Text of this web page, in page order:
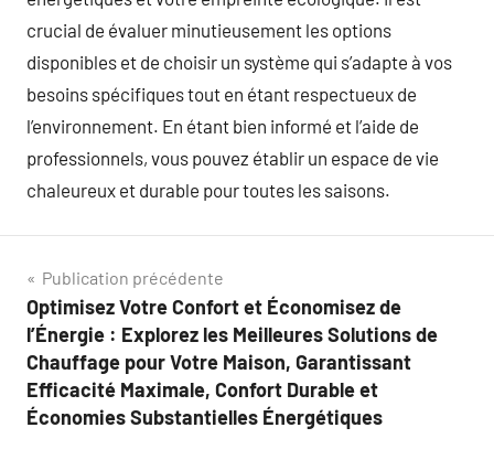
crucial de évaluer minutieusement les options
disponibles et de choisir un système qui s’adapte à vos
besoins spécifiques tout en étant respectueux de
l’environnement. En étant bien informé et l’aide de
professionnels, vous pouvez établir un espace de vie
chaleureux et durable pour toutes les saisons.
Navigation
de
l’article
Publication précédente
Optimisez Votre Confort et Économisez de
l’Énergie : Explorez les Meilleures Solutions de
Chauffage pour Votre Maison, Garantissant
Efficacité Maximale, Confort Durable et
Économies Substantielles Énergétiques